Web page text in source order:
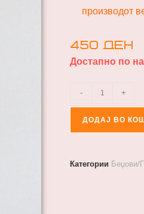
производот
450 ден
Достапно по
- +
ДОДАЈ ВО
Категории Беџови/